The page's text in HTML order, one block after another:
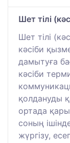
Шет тілі
Шет тілі
кәсіби
дамытуға
кәсіби
қолдануды
ортада
соның
жүргізу,